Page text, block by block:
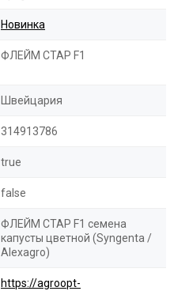
Новинка
ФЛЕЙМ СТАР F1
Швейцария
314913786
true
false
ФЛЕЙМ СТАР F1 семена
капусты цветной (Syngenta /
Alexagro)
https://agroopt-